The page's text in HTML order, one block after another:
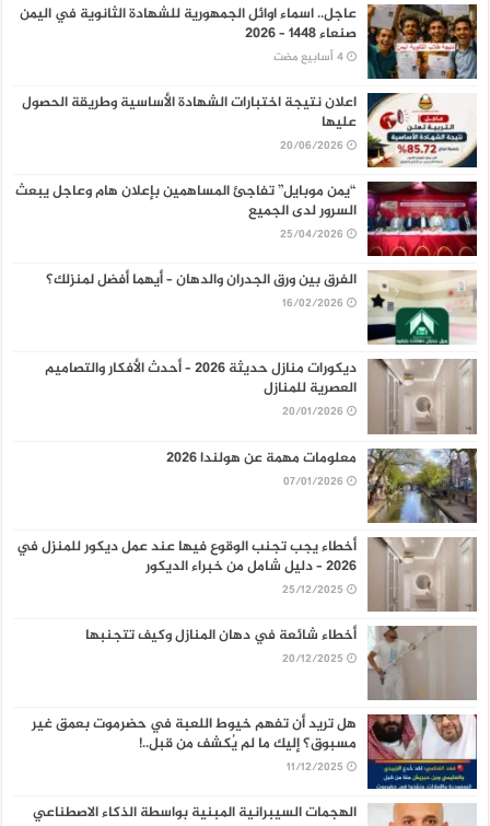
عاجل.. اسماء اوائل الجمهورية للشهادة الثانوية في اليمن
صنعاء 1448 – 2026
اعلان نتيجة اختبارات الشهادة الأساسية وطريقة الحصول
عليها
20/06/2026
“يمن موبايل” تفاجئ المساهمين بإعلان هام وعاجل يبعث
السرور لدى الجميع
25/04/2026
الفرق بين ورق الجدران والدهان – أيهما أفضل لمنزلك؟
16/02/2026
ديكورات منازل حديثة 2026 – أحدث الأفكار والتصاميم
العصرية للمنازل
20/01/2026
معلومات مهمة عن هولندا 2026
07/01/2026
أخطاء يجب تجنب الوقوع فيها عند عمل ديكور للمنزل في
2026 – دليل شامل من خبراء الديكور
25/12/2025
أخطاء شائعة في دهان المنازل وكيف تتجنبها
20/12/2025
هل تريد أن تفهم خيوط اللعبة في حضرموت بعمق غير
مسبوق؟ إليك ما لم يُكشف من قبل..!
11/12/2025
الهجمات السيبرانية المبنية بواسطة الذكاء الاصطناعي